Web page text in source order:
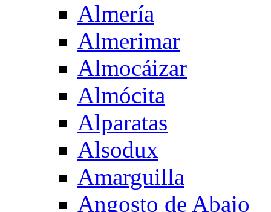
Almería
Almerimar
Almocáizar
Almócita
Alparatas
Alsodux
Amarguilla
Angosto de Abajo